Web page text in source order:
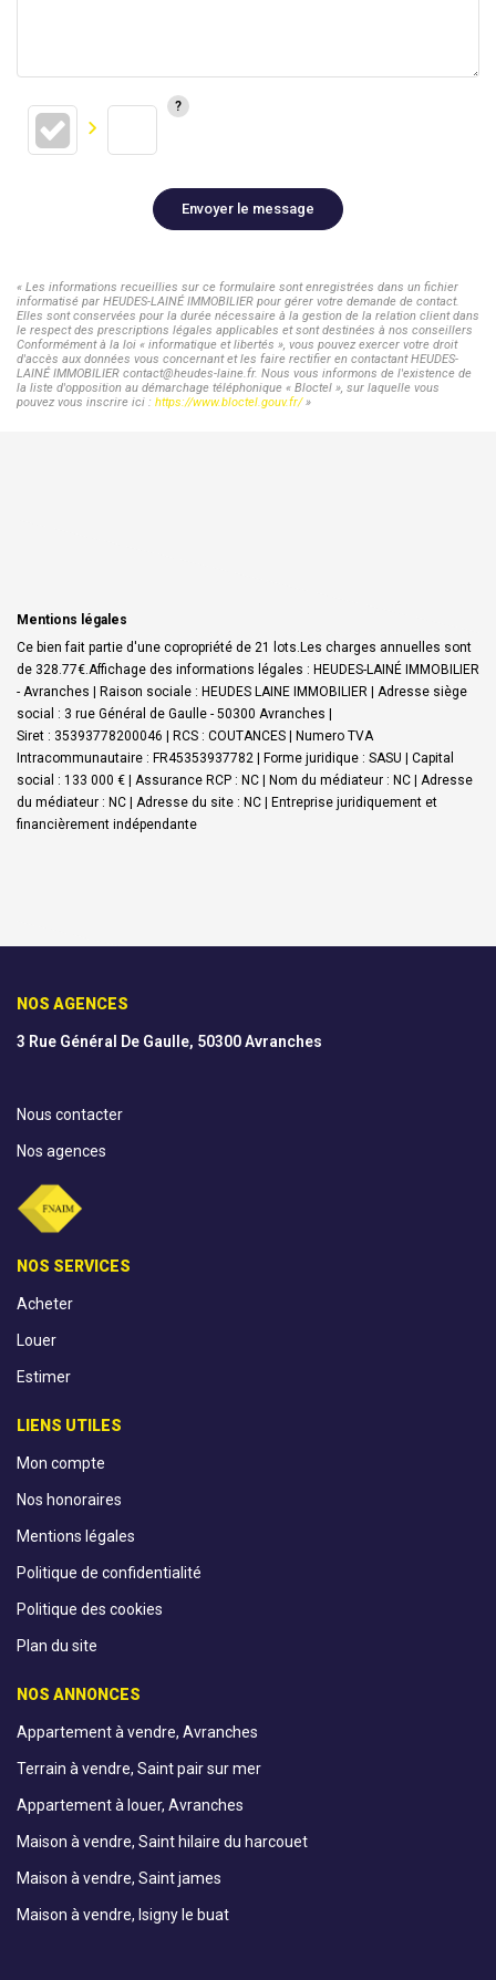
Envoyer le message
« Les informations recueillies sur ce formulaire sont enregistrées dans un fichier
informatisé par HEUDES-LAINÉ IMMOBILIER pour gérer votre demande de contact.
Elles sont conservées pour la durée nécessaire à la gestion de la relation client dans
le respect des prescriptions légales applicables et sont destinées à nos conseillers
Conformément à la loi « informatique et libertés », vous pouvez exercer votre droit
d'accès aux données vous concernant et les faire rectifier en contactant HEUDES-
LAINÉ IMMOBILIER contact@heudes-laine.fr. Nous vous informons de l'existence de
la liste d'opposition au démarchage téléphonique « Bloctel », sur laquelle vous
pouvez vous inscrire ici : https://www.bloctel.gouv.fr/»
Mentions légales
Ce bien fait partie d'une copropriété de 21 lots.Les charges annuelles sont
de 328.77€. Affichage des informations légales : HEUDES-LAINÉ IMMOBILIER
- Avranches | Raison sociale : HEUDES LAINE IMMOBILIER | Adresse siège
social : 3 rue Général de Gaulle - 50300 Avranches |
Siret : 35393778200046 | RCS : COUTANCES | Numero TVA
Intracommunautaire : FR45353937782 | Forme juridique : SASU | Capital
social : 133 000 € | Assurance RCP : NC | Nom du médiateur : NC | Adresse
du médiateur : NC | Adresse du site : NC | Entreprise juridiquement et
financièrement indépendante
NOS AGENCES
3 Rue Général De Gaulle, 50300 Avranches
Nous contacter
Nos agences
NOS SERVICES
Acheter
Louer
Estimer
LIENS UTILES
Mon compte
Nos honoraires
Mentions légales
Politique de confidentialité
Politique des cookies
Plan du site
NOS ANNONCES
Appartement à vendre, Avranches
Terrain à vendre, Saint pair sur mer
Appartement à louer, Avranches
Maison à vendre, Saint hilaire du harcouet
Maison à vendre, Saint james
Maison à vendre, Isigny le buat